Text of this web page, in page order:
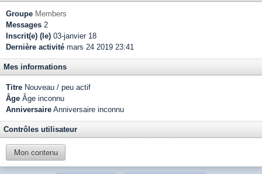
Groupe Members
Messages 2
Inscrit(e) (le) 03-janvier 18
Dernière activité mars 24 2019 23:41
Mes informations
Titre Nouveau / peu actif
Âge Âge inconnu
Anniversaire Anniversaire inconnu
Contrôles utilisateur
Mon contenu